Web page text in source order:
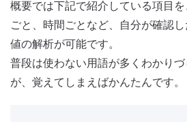
概要では下記で紹介している項目
ごと、時間ごとなど、自分が確認
値の解析が可能です。
普段は使わない用語が多くわかり
が、覚えてしまえばかんたんです。